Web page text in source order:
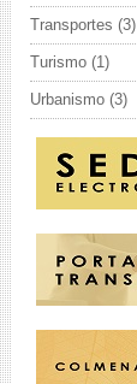
Transportes (3)
Turismo (1)
Urbanismo (3)